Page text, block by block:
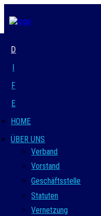
HOME
ÜBER UNS
Verband
Vorstand
Geschäftsstelle
Statuten
Vernetzung
D
I
F
E